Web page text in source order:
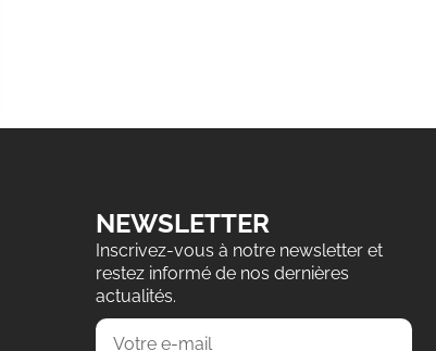
NEWSLETTER
Inscrivez-vous à notre newsletter et
restez informé de nos dernières
actualités.